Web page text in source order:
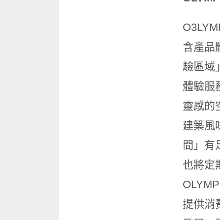
含產品
驗區域
體驗服
靈感的
建築風
間」有
也將定
提供消